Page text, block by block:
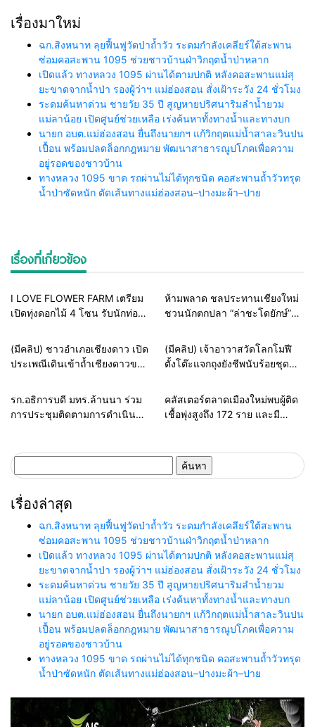
เรื่องมาใหม่
ฉก.สิงหนาท ลุยฟื้นฟูวัดป่าถ้ำวัว ระดมกำลังเคลียร์ใต้สะพาน
ซ่อมคอสะพาน 1095 ช่วยชาวบ้านฝ่าวิกฤตน้ำป่าหลาก
เปิดแล้ว ทางหลวง 1095 ผ่านได้ตามปกติ หลังคอสะพานแม่สุ
ยะขาดจากน้ำป่า รองผู้ว่าฯ แม่ฮ่องสอน สั่งเฝ้าระวัง 24 ชั่วโมง
ระดมค้นหาด่วน ชายวัย 35 ปี สูญหายปริศนาริมลำน้ำยวม
แม่ลาน้อย เปิดศูนย์ช่วยเหลือ เร่งค้นหาทั้งทางน้ำและทางบก
นายก อบต.แม่ฮ่องสอน ยื่นถึงนายกฯ แก้วิกฤตแม่น้ำสาละวินปน
เปื้อน พร้อมปลดล็อกกฎหมาย พัฒนาสาธารณูปโภคเพื่อความ
อยู่รอดของชาวบ้าน
ทางหลวง 1095 ขาด รถผ่านไม่ได้ทุกชนิด คอสะพานถ้ำวัวทรุด
น้ำป่าซัดหนัก ตัดเส้นทางแม่ฮ่องสอน–ปางมะผ้า–ปาย
เรื่องที่เกี่ยวข้อง
Home ท่องเที่ยวทั่วโลก
I LOVE FLOWER FARM เตรียม
เปิดทุ่งดอกไม้ 4 โซน รับนักท่อง
รอบรั้วทั่วไทย
ห้ามพลาด ชลประทานเชียงใหม่
ชวนนักตกปลา “ล่าชะโดยักษ์”
หลวง
สายธรรมะ-พระเครื่อง
(มีคลิป) ชาวอำเภอเชียงดาว เปิด
ประเพณีเดินเข้าถ้ำเชียงดาวขอ
วันวิสาขบูชา
สายธรรมะ-พระเครื่อง
(มีคลิป) เจ้าอาวาสวัดโลกโมฬี
ตั้งโต๊ะแจกถุงยังชีพนับร้อยชุด
วิ-19
รอบรั้วการศึกษา
รก.อธิการบดี มทร.ล้านนา ร่วม
การประชุมติดตามการดำเนิน
งานโครงการอันเนื่องมาจากพระ
ราชดำริ
รอบรั้วทั่วไทย
คลัสเตอร์ตลาดเมืองใหม่พบผู้ติด
เชื้อพุ่งสูงถึง 172 ราย และมี
สำหรับ:
เรื่องล่าสุด
ฉก.สิงหนาท ลุยฟื้นฟูวัดป่าถ้ำวัว ระดมกำลังเคลียร์ใต้สะพาน
ซ่อมคอสะพาน 1095 ช่วยชาวบ้านฝ่าวิกฤตน้ำป่าหลาก
เปิดแล้ว ทางหลวง 1095 ผ่านได้ตามปกติ หลังคอสะพานแม่สุ
ยะขาดจากน้ำป่า รองผู้ว่าฯ แม่ฮ่องสอน สั่งเฝ้าระวัง 24 ชั่วโมง
ระดมค้นหาด่วน ชายวัย 35 ปี สูญหายปริศนาริมลำน้ำยวม
แม่ลาน้อย เปิดศูนย์ช่วยเหลือ เร่งค้นหาทั้งทางน้ำและทางบก
นายก อบต.แม่ฮ่องสอน ยื่นถึงนายกฯ แก้วิกฤตแม่น้ำสาละวินปน
เปื้อน พร้อมปลดล็อกกฎหมาย พัฒนาสาธารณูปโภคเพื่อความ
อยู่รอดของชาวบ้าน
ทางหลวง 1095 ขาด รถผ่านไม่ได้ทุกชนิด คอสะพานถ้ำวัวทรุด
น้ำป่าซัดหนัก ตัดเส้นทางแม่ฮ่องสอน–ปางมะผ้า–ปาย